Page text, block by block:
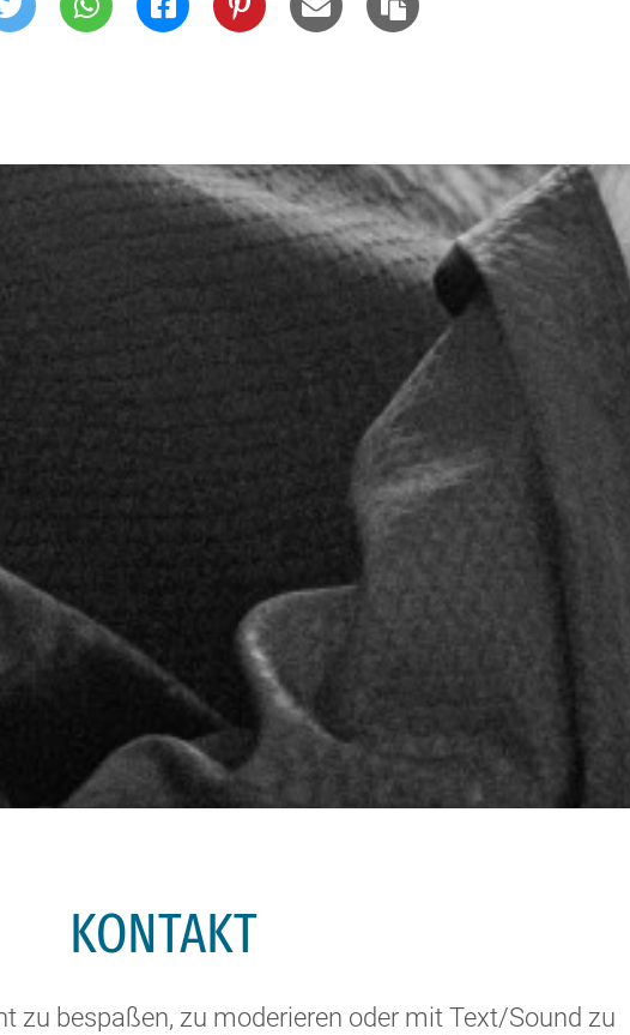
KONTAKT
zu bespaßen, zu moderieren oder mit Text/Sound zu